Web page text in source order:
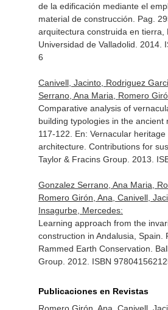
de la edificación mediante el
material de construcción. Pag.
arquitectura construida en tierra,
Universidad de Valladolid. 2014.
6
Canivell, Jacinto, Rodriguez
Serrano, Ana Maria, Romero
Comparative analysis of
building typologies in the ancient
117-122. En: Vernacular
architecture. Contributions for
Taylor & Fracins Group. 2013.
Gonzalez Serrano, Ana Maria,
Romero Girón, Ana, Canivell,
Insagurbe, Mercedes:
Learning approach from the
construction in Andalusia, Spain.
Rammed Earth Conservation .
Group. 2012. ISBN
Publicaciones en Revistas